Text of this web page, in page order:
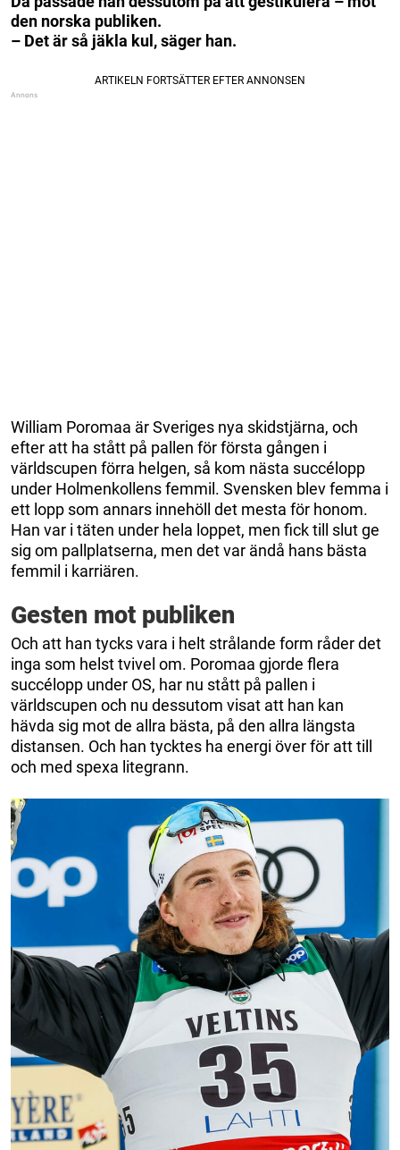
den norska publiken.
– Det är så jäkla kul, säger han.
William Poromaa är Sveriges nya skidstjärna, och
efter att ha stått på pallen för första gången i
världscupen förra helgen, så kom nästa succélopp
under Holmenkollens femmil. Svensken blev femma i
ett lopp som annars innehöll det mesta för honom.
Han var i täten under hela loppet, men fick till slut ge
sig om pallplatserna, men det var ändå hans bästa
femmil i karriären.
Gesten mot publiken
Och att han tycks vara i helt strålande form råder det
inga som helst tvivel om. Poromaa gjorde flera
succélopp under OS, har nu stått på pallen i
världscupen och nu dessutom visat att han kan
hävda sig mot de allra bästa, på den allra längsta
distansen. Och han tycktes ha energi över för att till
och med spexa litegrann.